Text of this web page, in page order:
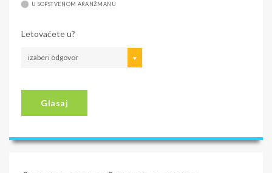
U SOPSTVENOM ARANŽMANU
Letovaćete u?
izaberi odgovor
Glasaj